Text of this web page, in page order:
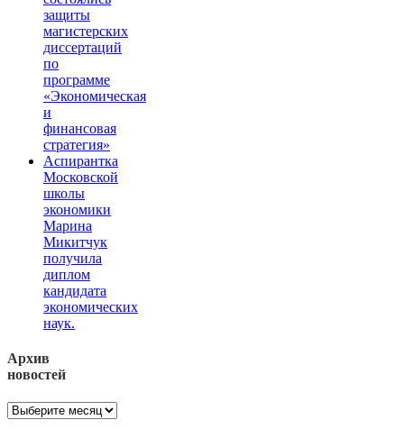
защиты
магистерских
диссертаций
по
программе
«Экономическая
и
финансовая
стратегия»
Аспирантка
Московской
школы
экономики
Марина
Микитчук
получила
диплом
кандидата
экономических
наук.
Архив
новостей
Архив